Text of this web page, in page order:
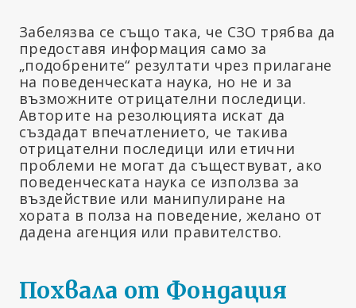
Забелязва се също така, че СЗО трябва да
предоставя информация само за
„подобрените“ резултати чрез прилагане
на поведенческата наука, но не и за
възможните отрицателни последици.
Авторите на резолюцията искат да
създадат впечатлението, че такива
отрицателни последици или етични
проблеми не могат да съществуват, ако
поведенческата наука се използва за
въздействие или манипулиране на
хората в полза на поведение, желано от
дадена агенция или правителство.
Похвала от Фондация